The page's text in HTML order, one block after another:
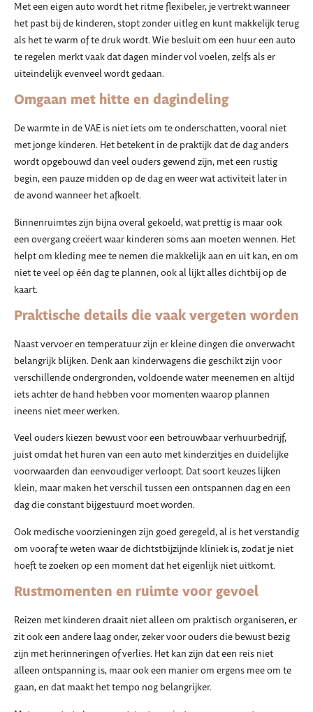
Met een eigen auto wordt het ritme flexibeler, je vertrekt wanneer
het past bij de kinderen, stopt zonder uitleg en kunt makkelijk terug
als het te warm of te druk wordt. Wie besluit om een huur een auto
te regelen merkt vaak dat dagen minder vol voelen, zelfs als er
uiteindelijk evenveel wordt gedaan.
Omgaan met hitte en dagindeling
De warmte in de VAE is niet iets om te onderschatten, vooral niet
met jonge kinderen. Het betekent in de praktijk dat de dag anders
wordt opgebouwd dan veel ouders gewend zijn, met een rustig
begin, een pauze midden op de dag en weer wat activiteit later in
de avond wanneer het afkoelt.
Binnenruimtes zijn bijna overal gekoeld, wat prettig is maar ook
een overgang creëert waar kinderen soms aan moeten wennen. Het
helpt om kleding mee te nemen die makkelijk aan en uit kan, en om
niet te veel op één dag te plannen, ook al lijkt alles dichtbij op de
kaart.
Praktische details die vaak vergeten worden
Naast vervoer en temperatuur zijn er kleine dingen die onverwacht
belangrijk blijken. Denk aan kinderwagens die geschikt zijn voor
verschillende ondergronden, voldoende water meenemen en altijd
iets achter de hand hebben voor momenten waarop plannen
ineens niet meer werken.
Veel ouders kiezen bewust voor een betrouwbaar verhuurbedrijf,
juist omdat het huren van een auto met kinderzitjes en duidelijke
voorwaarden dan eenvoudiger verloopt. Dat soort keuzes lijken
klein, maar maken het verschil tussen een ontspannen dag en een
dag die constant bijgestuurd moet worden.
Ook medische voorzieningen zijn goed geregeld, al is het verstandig
om vooraf te weten waar de dichtstbijzijnde kliniek is, zodat je niet
hoeft te zoeken op een moment dat het eigenlijk niet uitkomt.
Rustmomenten en ruimte voor gevoel
Reizen met kinderen draait niet alleen om praktisch organiseren, er
zit ook een andere laag onder, zeker voor ouders die bewust bezig
zijn met herinneringen of verlies. Het kan zijn dat een reis niet
alleen ontspanning is, maar ook een manier om ergens mee om te
gaan, en dat maakt het tempo nog belangrijker.